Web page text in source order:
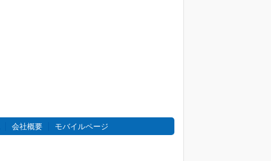
会社概要 モバイルページ